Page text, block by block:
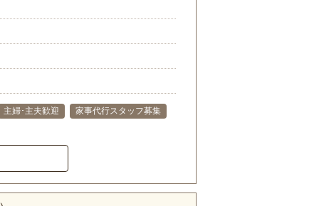
主婦･主夫歓迎
家事代行スタッフ募集